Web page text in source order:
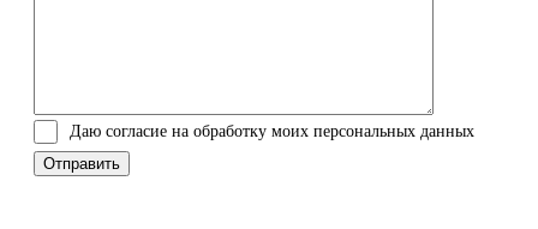
Даю согласие на обработку моих персональных данных